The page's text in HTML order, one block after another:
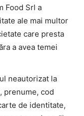
Food Srl a
ale mai multor
care presta
a avea temei
neautorizat la
prenume, cod
de identitate,